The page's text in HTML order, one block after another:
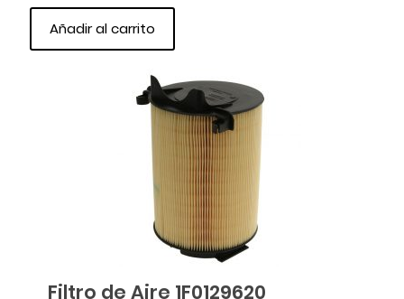
Añadir al carrito
Filtro de Aire 1F0129620